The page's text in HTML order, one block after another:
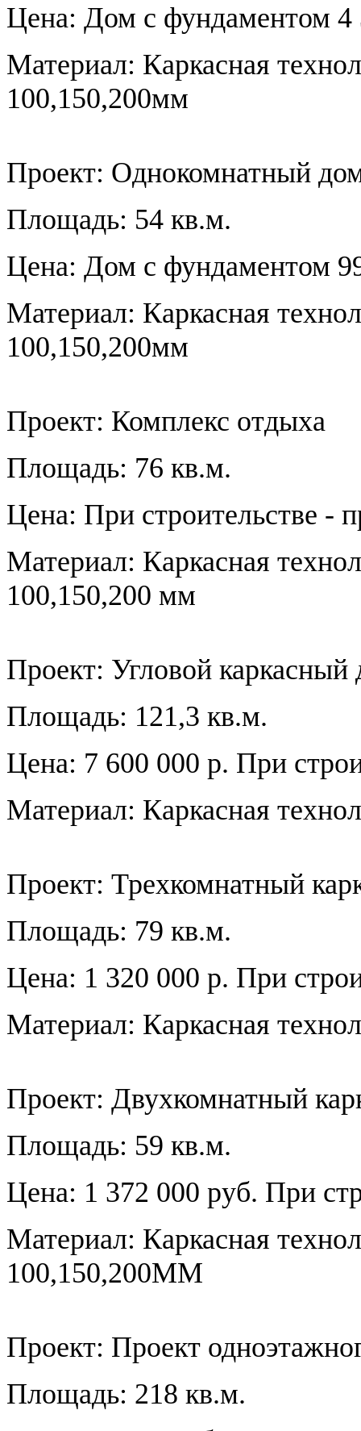
Цена: Дом с фундаментом 4
Материал: Каркасная
100,150,200мм
Проект: Однокомнатный
Площадь: 54 кв.м.
Цена: Дом с фундаментом
Материал: Каркасная
100,150,200мм
Проект: Комплекс отдыха
Площадь: 76 кв.м.
Цена: При строительстве -
Материал: Каркасная
100,150,200 мм
Проект: Угловой каркасный
Площадь: 121,3 кв.м.
Цена: 7 600 000 р. При
Материал: Каркасная
Проект: Трехкомнатный
Площадь: 79 кв.м.
Цена: 1 320 000 р. При
Материал: Каркасная
Проект: Двухкомнатный
Площадь: 59 кв.м.
Цена: 1 372 000 руб. При
Материал: Каркасная
100,150,200ММ
Проект: Проект
Площадь: 218 кв.м.